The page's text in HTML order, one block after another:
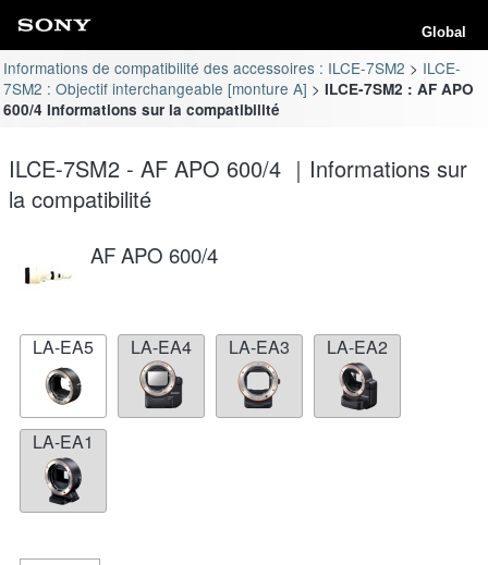
Global
Informations de compatibilité des accessoires : ILCE-7SM2
ILCE-
7SM2 : Objectif interchangeable [monture A]
ILCE-7SM2 : AF APO
600/4 Informations sur la compatibilité
ILCE-7SM2 - AF APO 600/4 ｜Informations sur
la compatibilité
AF APO 600/4
LA-EA5 LA-EA4 LA-EA3 LA-EA2
LA-EA1